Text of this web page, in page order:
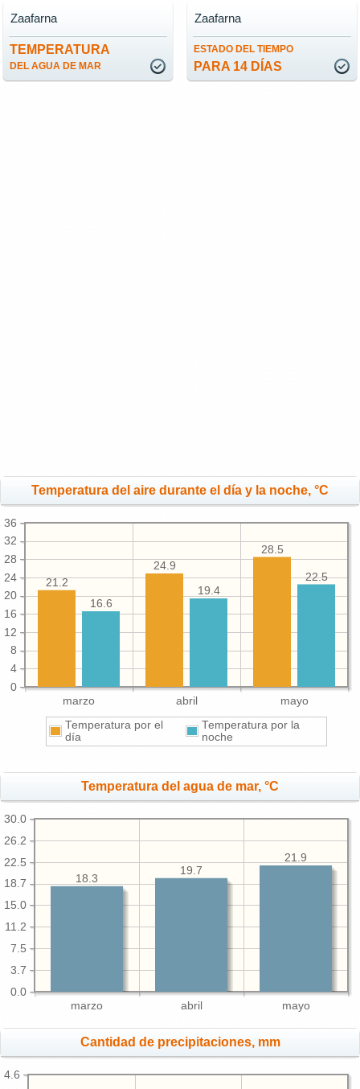
TEMPERATURA
DEL AGUA DE MAR
Zaafarna
ESTADO DEL TIEMPO
PARA 14 DÍAS
Zaafarna
Temperatura del aire durante el día y la noche, °C
marzo abril mayo
0
4
8
12
16
20
24
28
32
36
28.5
24.9
21.2
22.5
19.4
16.6
Temperatura por el
día
Temperatura por la
noche
Temperatura del agua de mar, °C
marzo abril mayo
0.0
3.7
7.5
11.2
15.0
18.7
22.5
26.2
30.0
21.9
19.7
18.3
Cantidad de precipitaciones, mm
4.6